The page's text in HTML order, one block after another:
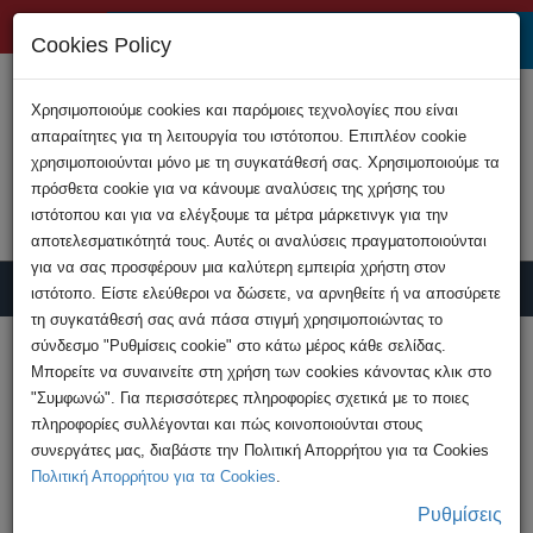
Υποβολή Καταγγελίας
HOME
Ανακοινώσεις
Νέες καταγγελίες για απάτη με τηλεφωνικές
κλήσεις δήθεν από ...
Cookies Policy
Χρησιμοποιούμε cookies και παρόμοιες τεχνολογίες που είναι
απαραίτητες για τη λειτουργία του ιστότοπου. Επιπλέον cookie
χρησιμοποιούνται μόνο με τη συγκατάθεσή σας. Χρησιμοποιούμε τα
πρόσθετα cookie για να κάνουμε αναλύσεις της χρήσης του
ιστότοπου και για να ελέγξουμε τα μέτρα μάρκετινγκ για την
αποτελεσματικότητά τους. Αυτές οι αναλύσεις πραγματοποιούνται
για να σας προσφέρουν μια καλύτερη εμπειρία χρήστη στον
ιστότοπο. Είστε ελεύθεροι να δώσετε, να αρνηθείτε ή να αποσύρετε
τη συγκατάθεσή σας ανά πάσα στιγμή χρησιμοποιώντας το
σύνδεσμο "Ρυθμίσεις cookie" στο κάτω μέρος κάθε σελίδας.
Μπορείτε να συναινείτε στη χρήση των cookies κάνοντας κλικ στο
"Συμφωνώ". Για περισσότερες πληροφορίες σχετικά με το ποιες
πληροφορίες συλλέγονται και πώς κοινοποιούνται στους
συνεργάτες μας, διαβάστε την Πολιτική Απορρήτου για τα Cookies
Πολιτική Απορρήτου για τα Cookies.
Ρυθμίσεις